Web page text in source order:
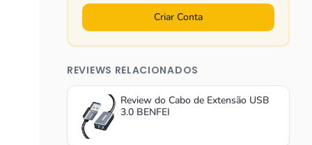
Criar Conta
REVIEWS RELACIONADOS
Review do Cabo de Extensão USB
3.0 BENFEI